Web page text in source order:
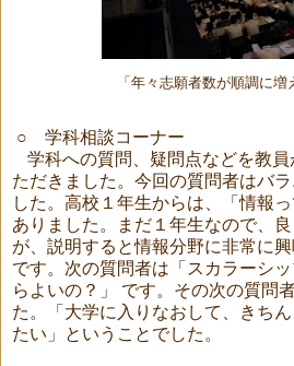
「年々志願者数が順調に増
○
学科相談コーナー
学科への質問、疑問点などを教
ただきました。今回の質問者はバ
した。高校１年生からは、「情報
ありました。まだ１年生なので、
が、説明すると情報分野に非常に
です。次の質問者は「スカラーシ
らよいの？」 です。その次の質問
た。「大学に入りなおして、きち
たい」ということでした。